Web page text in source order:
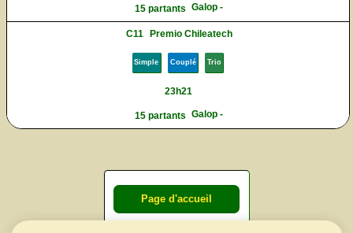
15 partants Galop -
C11 Premio Chileatech
Simple Couplé Trio
23h21
15 partants Galop -
Page d'accueil